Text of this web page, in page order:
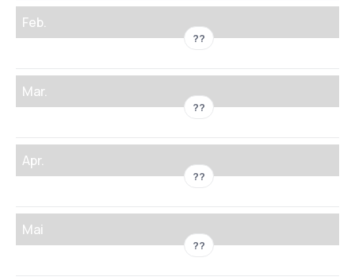
Feb.
??
Mar.
??
Apr.
??
Mai
??